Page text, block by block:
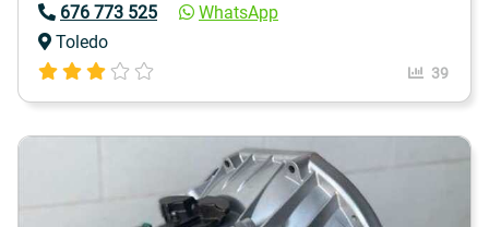
676 773 525
WhatsApp
Toledo
39